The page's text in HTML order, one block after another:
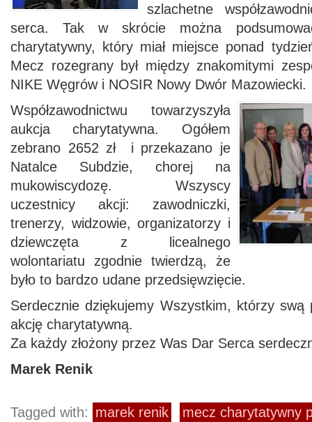
szlachetne
serca. Tak w skrócie można
charytatywny, który miał miejsce ponad
Mecz rozegrany był między znakomitymi
NIKE Węgrów i NOSIR Nowy Dwór Mazowiecki.
Współzawodnictwu towarzyszyła
aukcja charytatywna. Ogółem
zebrano 2652 zł i przekazano je
Natalce Subdzie, chorej na
mukowiscydozę. Wszyscy
uczestnicy akcji: zawodniczki,
trenerzy, widzowie, organizatorzy i
dziewczęta z licealnego
wolontariatu zgodnie twierdzą, że
było to bardzo udane przedsięwzięcie.
Serdecznie dziękujemy Wszystkim, którzy swą
akcję charytatywną.
Za każdy złożony przez Was Dar Serca
Marek Renik
Tagged with: marek renik mecz charytatywny